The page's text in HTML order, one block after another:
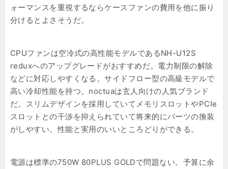
ォーマンスを重視するならケースファンの費用を他に振り
分けるとよさそうだ。
CPUファンは空冷式の高性能モデルであるNH-U12S
reduxへのアップグレードがおすすめだ。電力制限の解除
などに対応しやすくなる。サイドフロー型の高級モデルで
高い冷却性能を持つ。noctuaは玄人向けの人気ブランド
だ。スリムデザインを採用していてメモリスロットやPCIe
スロットとの干渉を抑えられていて将来的にパーツの換装
がしやすい。性能と実用のいいところどりができる。
電源は標準の750W 80PLUS GOLDで問題ない。予算に余